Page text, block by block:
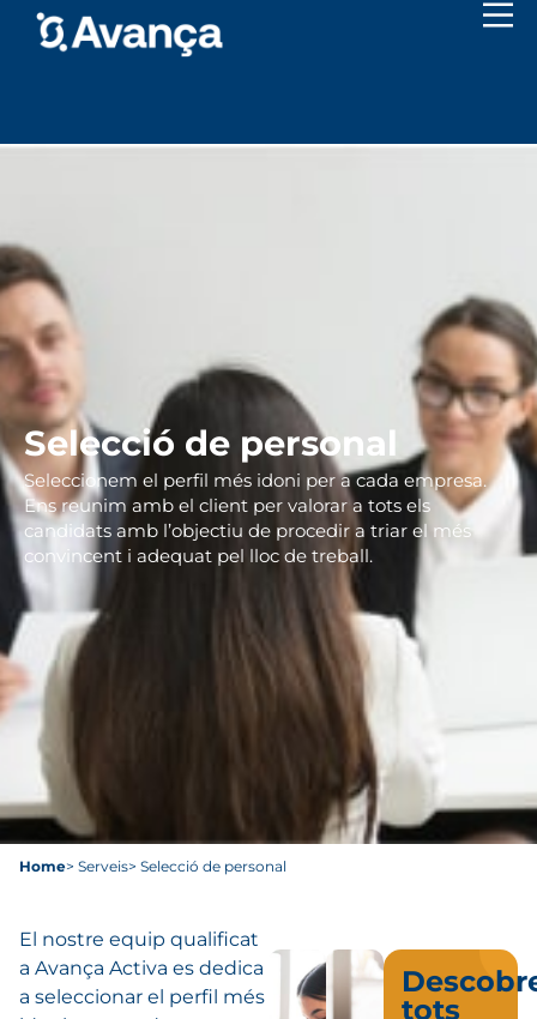
Selecció de personal​
Seleccionem el perfil més idoni per a cada empresa.
Ens reunim amb el client per valorar a tots els
candidats amb l’objectiu de procedir a triar el més
convincent i adequat pel lloc de treball.
Home> Serveis> Selecció de personal​
El nostre equip qualificat
a Avança Activa es dedica
a seleccionar el perfil més
tots